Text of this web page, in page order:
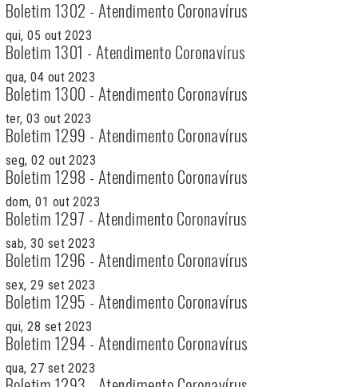
Boletim 1302 - Atendimento Coronavírus
qui, 05 out 2023
Boletim 1301 - Atendimento Coronavírus
qua, 04 out 2023
Boletim 1300 - Atendimento Coronavírus
ter, 03 out 2023
Boletim 1299 - Atendimento Coronavírus
seg, 02 out 2023
Boletim 1298 - Atendimento Coronavírus
dom, 01 out 2023
Boletim 1297 - Atendimento Coronavírus
sab, 30 set 2023
Boletim 1296 - Atendimento Coronavírus
sex, 29 set 2023
Boletim 1295 - Atendimento Coronavírus
qui, 28 set 2023
Boletim 1294 - Atendimento Coronavírus
qua, 27 set 2023